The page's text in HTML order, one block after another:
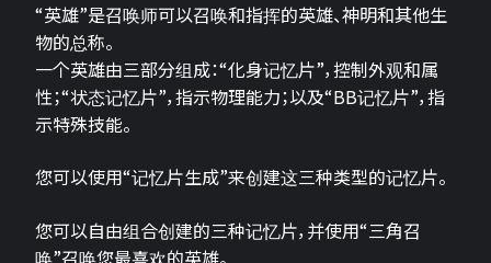
“英雄”是召唤师可以召唤和指挥的英雄、神明和其他生
物的总称。
一个英雄由三部分组成：“化身记忆片”，控制外观和属
性；“状态记忆片”，指示物理能力；以及“BB记忆片”，指
示特殊技能。
您可以使用“记忆片生成”来创建这三种类型的记忆片。
您可以自由组合创建的三种记忆片，并使用“三角召
唤”召唤您最喜欢的英雄。